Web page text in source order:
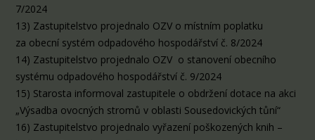
7/2024
13) Zastupitelstvo projednalo OZV o místním poplatku
za obecní systém odpadového hospodářství č. 8/2024
14) Zastupitelstvo projednalo OZV o stanovení obecního
systému odpadového hospodářství č. 9/2024
15) Starosta informoval zastupitele o obdržení dotace na akci
„Výsadba ovocných stromů v oblasti Sousedovických tůní“
16) Zastupitelstvo projednalo vyřazení poškozených knih –